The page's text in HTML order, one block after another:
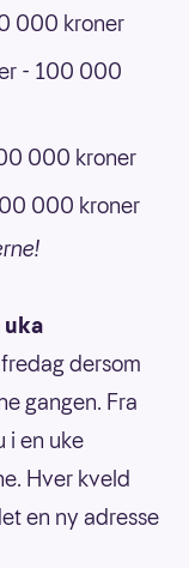
000 kroner
- 100 000
000 kroner
000 kroner
uka
dersom
gangen. Fra
i en uke
Hver kveld
en ny adresse